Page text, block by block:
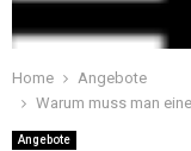
Home
Angebote
Warum muss man
Angebote